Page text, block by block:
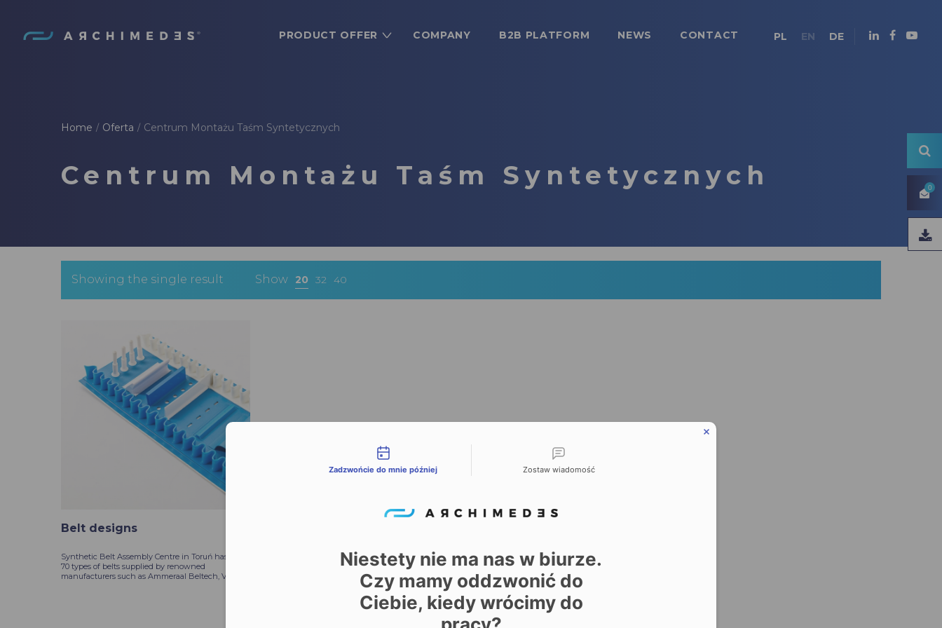
PL EN DE
0
PRODUCT OFFER COMPANY B2B PLATFORM NEWS CONTACT
Home / Oferta / Centrum Montażu Taśm Syntetycznych
Centrum Montażu Taśm Syntetycznych
Showing the single result Show 20 32 40
Belt designs
Synthetic Belt Assembly Centre in Toruń has over
70 types of belts supplied by renowned
manufacturers such as Ammeraal Beltech, Volta ...
Możliwości kontaktu
Zadzwońcie do mnie później Zostaw wiadomość
Niestety nie ma nas w biurze.
Czy mamy oddzwonić do
Ciebie, kiedy wrócimy do